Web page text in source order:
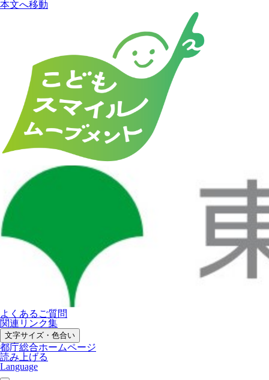
本文へ移動
よくあるご質問
関連リンク集
文字サイズ・色合い
都庁総合ホームページ
読み上げる
Language